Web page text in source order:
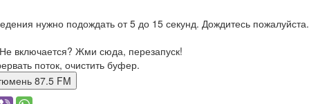
нужно подождать от 5 до 15 секунд. Дождитесь пожалуйста.
включается? Жми сюда, перезапуск!
поток, очистить буфер.
фм тюмень 87.5 FM